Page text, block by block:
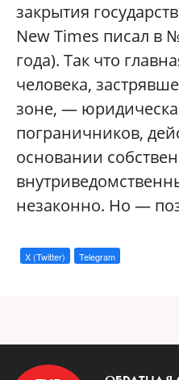
закрытия
New Times писал в
года). Так что
человека,
зоне, —
пограничников,
основании
незаконно. Но —
X (Twitter) Telegram